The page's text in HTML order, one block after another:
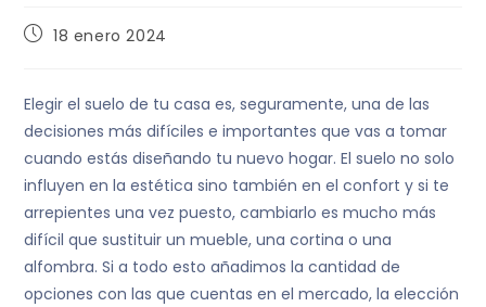
18 enero 2024
Elegir el suelo de tu casa es, seguramente, una de las
decisiones más difíciles e importantes que vas a tomar
cuando estás diseñando tu nuevo hogar. El suelo no solo
influyen en la estética sino también en el confort y si te
arrepientes una vez puesto, cambiarlo es mucho más
difícil que sustituir un mueble, una cortina o una
alfombra. Si a todo esto añadimos la cantidad de
opciones con las que cuentas en el mercado, la elección